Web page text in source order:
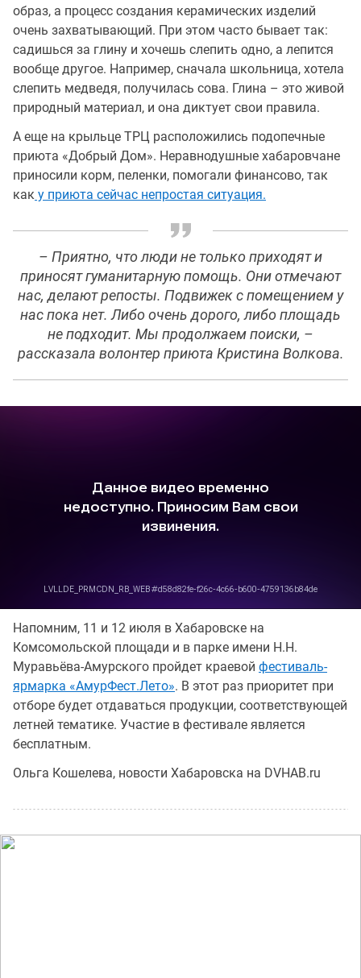
образ, а процесс создания керамических изделий
очень захватывающий. При этом часто бывает так:
садишься за глину и хочешь слепить одно, а лепится
вообще другое. Например, сначала школьница, хотела
слепить медведя, получилась сова. Глина – это живой
природный материал, и она диктует свои правила.
А еще на крыльце ТРЦ расположились подопечные
приюта «Добрый Дом». Неравнодушные хабаровчане
приносили корм, пеленки, помогали финансово, так
как у приюта сейчас непростая ситуация.
– Приятно, что люди не только приходят и
приносят гуманитарную помощь. Они отмечают
нас, делают репосты. Подвижек с помещением у
нас пока нет. Либо очень дорого, либо площадь
не подходит. Мы продолжаем поиски, –
рассказала волонтер приюта Кристина Волкова.
Напомним, 11 и 12 июля в Хабаровске на
Комсомольской площади и в парке имени Н.Н.
Муравьёва-Амурского пройдет краевой фестиваль-
ярмарка «АмурФест.Лето». В этот раз приоритет при
отборе будет отдаваться продукции, соответствующей
летней тематике. Участие в фестивале является
бесплатным.
Ольга Кошелева, новости Хабаровска на DVHAB.ru